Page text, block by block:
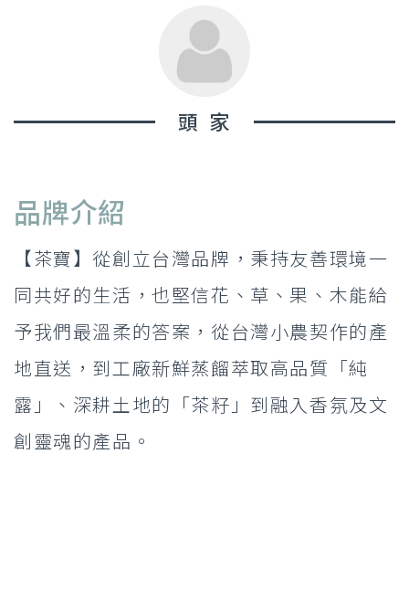
頭家
品牌介紹
【茶寶】從創立台灣品牌，秉持友善環境一
同共好的生活，也堅信花、草、果、木能給
予我們最溫柔的答案，從台灣小農契作的產
地直送，到工廠新鮮蒸餾萃取高品質「純
露」、深耕土地的「茶籽」到融入香氛及文
創靈魂的產品。